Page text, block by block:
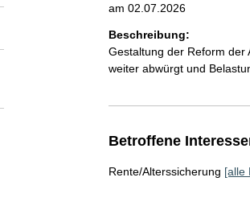
am 02.07.2026
Beschreibung:
Gestaltung der Reform der
weiter abwürgt und
Betroffene
Rente/Alterssicherung [alle